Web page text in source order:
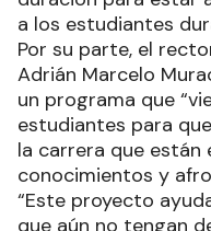
a los estudiantes
Por su parte, el
Adrián Marcelo
un programa que
estudiantes para
la carrera que están
conocimientos y
“Este proyecto
que aún no tengan